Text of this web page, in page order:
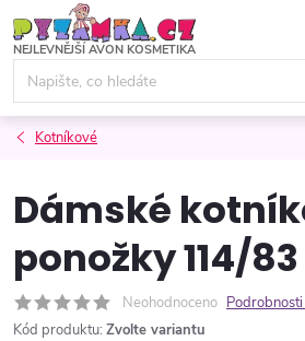
na
obsah
Kotníkové
Dámské
ponožky 114/83
Neohodnoceno
Kód produktu: Zvolte variantu